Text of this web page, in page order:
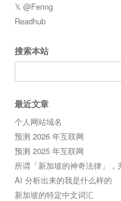
𝕏 @Fenng
Readhub
搜索本站
for:
最近文章
个人网站域名
预测 2026 年互联网
预测 2025 年互联网
所谓「新加坡的神奇法律」
AI 分析出来的我是什么样的
新加坡的特定中文词汇